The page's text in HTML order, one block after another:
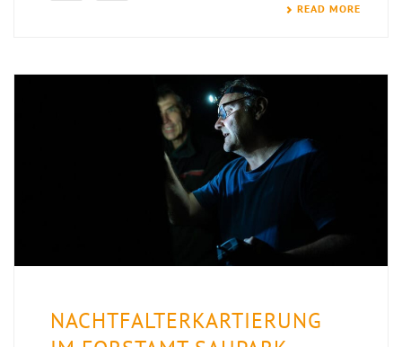
READ MORE
NACHTFALTERKARTIERUNG